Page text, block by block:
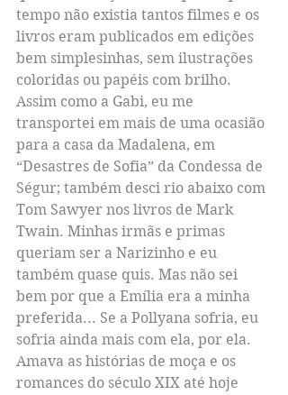
tempo não existia tantos filmes e os
livros eram publicados em edições
bem simplesinhas, sem ilustrações
coloridas ou papéis com brilho.
Assim como a Gabi, eu me
transportei em mais de uma ocasião
para a casa da Madalena, em
“Desastres de Sofia” da Condessa de
Ségur; também desci rio abaixo com
Tom Sawyer nos livros de Mark
Twain. Minhas irmãs e primas
queriam ser a Narizinho e eu
também quase quis. Mas não sei
bem por que a Emília era a minha
preferida... Se a Pollyana sofria, eu
sofria ainda mais com ela, por ela.
Amava as histórias de moça e os
romances do século XIX até hoje